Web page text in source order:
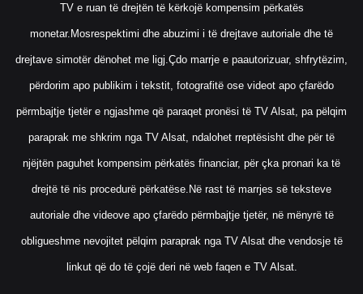
TV e ruan të drejtën të kërkojë kompensim përkatës
monetar.Mosrespektimi dhe abuzimi i të drejtave autoriale dhe të
drejtave simotër dënohet me ligj.Çdo marrje e paautorizuar, shfrytëzim,
përdorim apo publikim i tekstit, fotografitë ose videot apo çfarëdo
përmbajtje tjetër e ngjashme që paraqet pronësi të TV Alsat, pa pëlqim
paraprak me shkrim nga TV Alsat, ndalohet rreptësisht dhe për të
njëjtën paguhet kompensim përkatës financiar, për çka pronari ka të
drejtë të nis procedurë përkatëse.Në rast të marrjes së teksteve
autoriale dhe videove apo çfarëdo përmbajtje tjetër, në mënyrë të
obligueshme nevojitet pëlqim paraprak nga TV Alsat dhe vendosje të
linkut që do të çojë deri në web faqen e TV Alsat.